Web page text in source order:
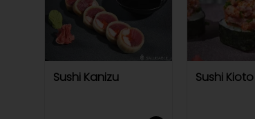
Sushi Kanizu Sushi Kioto